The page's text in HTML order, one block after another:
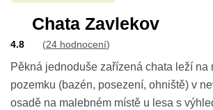
Chata Zavlekov
4.8 (24 hodnocení)
Pěkná jednoduše zařízená chata leží na
pozemku (bazén, posezení, ohniště) v
osadě na malebném místě u lesa s